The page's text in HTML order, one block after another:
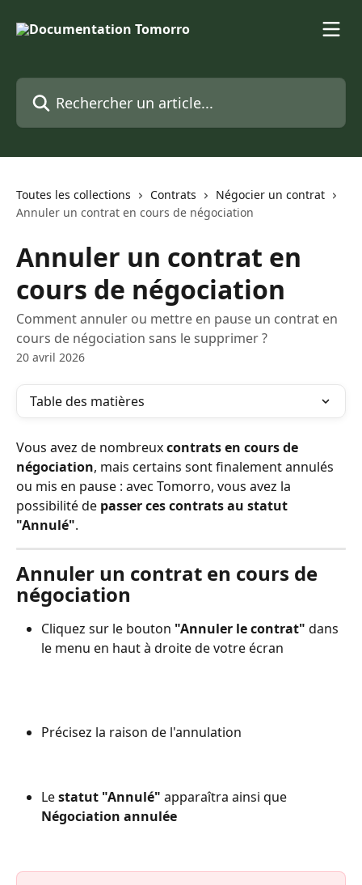
Rechercher un article...
Toutes les collections Contrats
Négocier un contrat
Annuler un contrat en cours de négociation
Annuler un contrat en
cours de négociation
Comment annuler ou mettre en pause un contrat en
cours de négociation sans le supprimer ?
20 avril 2026
Table des matières
Vous avez de nombreux contrats en cours de
négociation, mais certains sont finalement annulés
ou mis en pause : avec Tomorro, vous avez la
possibilité de passer ces contrats au statut
"Annulé".
Annuler un contrat en cours de
négociation
Cliquez sur le bouton "Annuler le contrat" dans
le menu en haut à droite de votre écran
Précisez la raison de l'annulation
Le statut "Annulé" apparaîtra ainsi que
Négociation annulée